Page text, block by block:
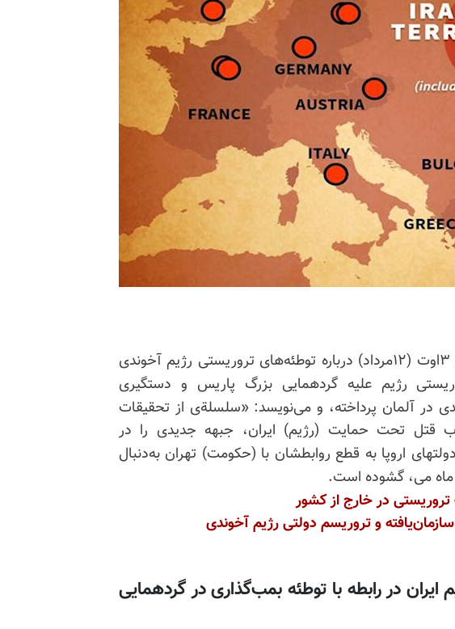
وال استریت ژورنال طی گزارشی در روز ۳اوت (۱۲مرداد) درباره توطئه‌های تروریستی رژیم آخوندی
رژیم علیه گردهمایی بزرگ پاریس و دستگیری
در آلمان پرداخته، و می‌نویسد: «سلسلةی از تحقیقات
قتل تحت حمایت (رژیم) ایران، جبهه جدیدی را در
اروپا به قطع روابطشان با (حکومت) تهران به‌دنبال
ماه می، گشوده است.
تروریستی در خارج از کشور
و تروریسم دولتی رژیم آخوندی
در رابطه با توطئه بمب‌گذاری در گردهمایی